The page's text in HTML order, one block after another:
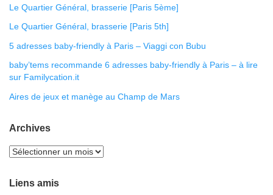
Le Quartier Général, brasserie [Paris 5ème]
Le Quartier Général, brasserie [Paris 5th]
5 adresses baby-friendly à Paris – Viaggi con Bubu
baby’tems recommande 6 adresses baby-friendly à Paris – à lire
sur Familycation.it
Aires de jeux et manège au Champ de Mars
Archives
Liens amis